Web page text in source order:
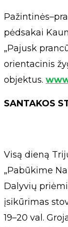
pėdsakai
„Pajusk
orientacinis
objektus.
SANTAKOS
Visą dieną
„Pabūkime
Dalyvių
įsikūrimas
19–20 val.